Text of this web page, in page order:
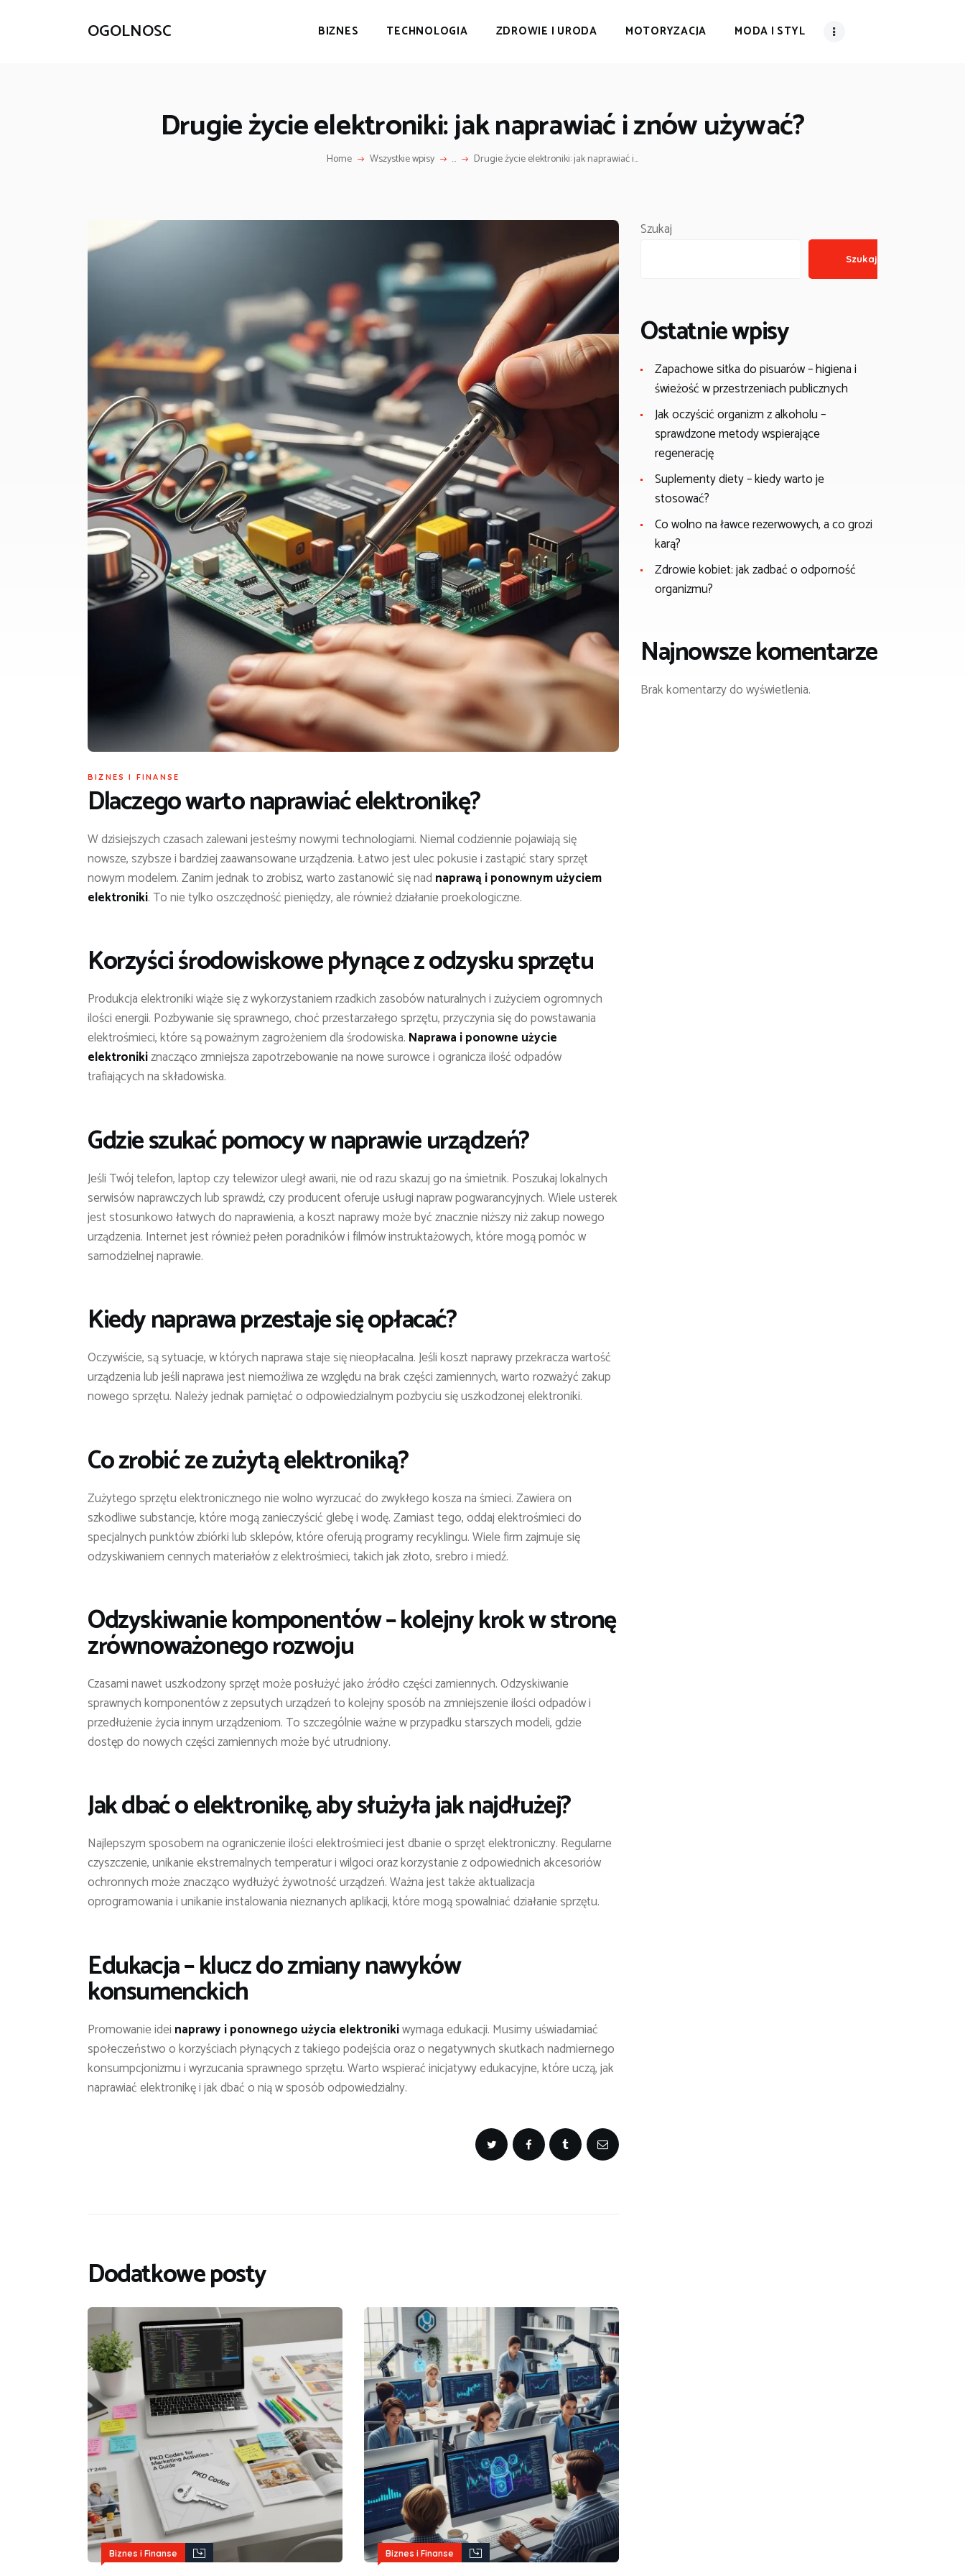
OGOLNOSC BIZNES TECHNOLOGIA ZDROWIE I URODA MOTORYZACJA MODA I STYL
Drugie życie elektroniki: jak naprawiać i znów używać?
Home Wszystkie wpisy ... Drugie życie elektroniki: jak naprawiać i...
BIZNES I FINANSE
Dlaczego warto naprawiać elektronikę?
W dzisiejszych czasach zalewani jesteśmy nowymi technologiami. Niemal codziennie pojawiają się
nowsze, szybsze i bardziej zaawansowane urządzenia. Łatwo jest ulec pokusie i zastąpić stary sprzęt
nowym modelem. Zanim jednak to zrobisz, warto zastanowić się nad naprawą i ponownym użyciem
elektroniki. To nie tylko oszczędność pieniędzy, ale również działanie proekologiczne.
Korzyści środowiskowe płynące z odzysku sprzętu
Produkcja elektroniki wiąże się z wykorzystaniem rzadkich zasobów naturalnych i zużyciem ogromnych
ilości energii. Pozbywanie się sprawnego, choć przestarzałego sprzętu, przyczynia się do powstawania
elektrośmieci, które są poważnym zagrożeniem dla środowiska. Naprawa i ponowne użycie
elektronikiznacząco zmniejsza zapotrzebowanie na nowe surowce i ogranicza ilość odpadów
trafiających na składowiska.
Gdzie szukać pomocy w naprawie urządzeń?
Jeśli Twój telefon, laptop czy telewizor uległ awarii, nie od razu skazuj go na śmietnik. Poszukaj lokalnych
serwisów naprawczych lub sprawdź, czy producent oferuje usługi napraw pogwarancyjnych. Wiele usterek
jest stosunkowo łatwych do naprawienia, a koszt naprawy może być znacznie niższy niż zakup nowego
urządzenia. Internet jest również pełen poradników i filmów instruktażowych, które mogą pomóc w
samodzielnej naprawie.
Kiedy naprawa przestaje się opłacać?
Oczywiście, są sytuacje, w których naprawa staje się nieopłacalna. Jeśli koszt naprawy przekracza wartość
urządzenia lub jeśli naprawa jest niemożliwa ze względu na brak części zamiennych, warto rozważyć zakup
nowego sprzętu. Należy jednak pamiętać o odpowiedzialnym pozbyciu się uszkodzonej elektroniki.
Co zrobić ze zużytą elektroniką?
Zużytego sprzętu elektronicznego nie wolno wyrzucać do zwykłego kosza na śmieci. Zawiera on
szkodliwe substancje, które mogą zanieczyścić glebę i wodę. Zamiast tego, oddaj elektrośmieci do
specjalnych punktów zbiórki lub sklepów, które oferują programy recyklingu. Wiele firm zajmuje się
odzyskiwaniem cennych materiałów z elektrośmieci, takich jak złoto, srebro i miedź.
Odzyskiwanie komponentów – kolejny krok w stronę
zrównoważonego rozwoju
Czasami nawet uszkodzony sprzęt może posłużyć jako źródło części zamiennych. Odzyskiwanie
sprawnych komponentów z zepsutych urządzeń to kolejny sposób na zmniejszenie ilości odpadów i
przedłużenie życia innym urządzeniom. To szczególnie ważne w przypadku starszych modeli, gdzie
dostęp do nowych części zamiennych może być utrudniony.
Jak dbać o elektronikę, aby służyła jak najdłużej?
Najlepszym sposobem na ograniczenie ilości elektrośmieci jest dbanie o sprzęt elektroniczny. Regularne
czyszczenie, unikanie ekstremalnych temperatur i wilgoci oraz korzystanie z odpowiednich akcesoriów
ochronnych może znacząco wydłużyć żywotność urządzeń. Ważna jest także aktualizacja
oprogramowania i unikanie instalowania nieznanych aplikacji, które mogą spowalniać działanie sprzętu.
Edukacja – klucz do zmiany nawyków
konsumenckich
Promowanie idei naprawy i ponownego użycia elektronikiwymaga edukacji. Musimy uświadamiać
społeczeństwo o korzyściach płynących z takiego podejścia oraz o negatywnych skutkach nadmiernego
konsumpcjonizmu i wyrzucania sprawnego sprzętu. Warto wspierać inicjatywy edukacyjne, które uczą, jak
naprawiać elektronikę i jak dbać o nią w sposób odpowiedzialny.
Dodatkowe posty
Biznes i Finanse Biznes i Finanse
Szukaj
Szukaj
Ostatnie wpisy
Zapachowe sitka do pisuarów – higiena i
świeżość w przestrzeniach publicznych
Jak oczyścić organizm z alkoholu –
sprawdzone metody wspierające
regenerację
Suplementy diety – kiedy warto je
stosować?
Co wolno na ławce rezerwowych, a co grozi
karą?
Zdrowie kobiet: jak zadbać o odporność
organizmu?
Najnowsze komentarze
Brak komentarzy do wyświetlenia.